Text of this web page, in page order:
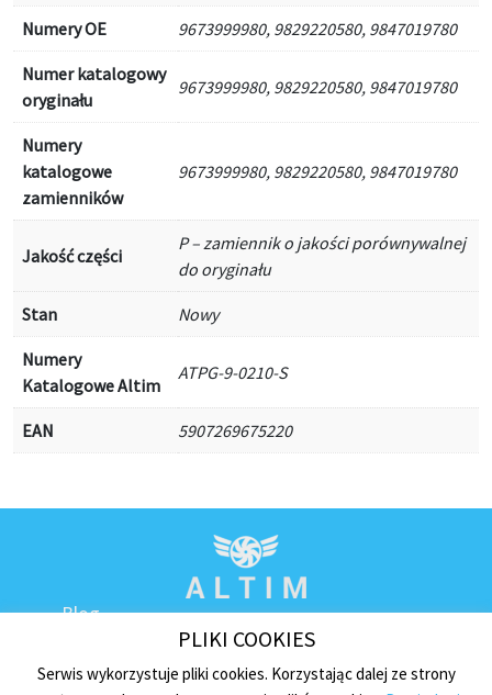
Numery OE 9673999980, 9829220580, 9847019780
Numer katalogowy
oryginału
9673999980, 9829220580, 9847019780
Numery
katalogowe
zamienników
9673999980, 9829220580, 9847019780
Jakość części
P – zamiennik o jakości porównywalnej
do oryginału
Stan Nowy
Numery
Katalogowe Altim
ATPG-9-0210-S
EAN 5907269675220
Blog
Regulamin sklepu
PLIKI COOKIES
Serwis wykorzystuje pliki cookies. Korzystając dalej ze strony